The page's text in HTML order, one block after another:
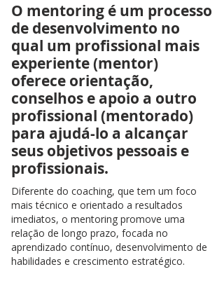
O mentoring é um processo
de desenvolvimento no
qual um profissional mais
experiente (mentor)
oferece orientação,
conselhos e apoio a outro
profissional (mentorado)
para ajudá-lo a alcançar
seus objetivos pessoais e
profissionais.
Diferente do coaching, que tem um foco
mais técnico e orientado a resultados
imediatos, o mentoring promove uma
relação de longo prazo, focada no
aprendizado contínuo, desenvolvimento de
habilidades e crescimento estratégico.